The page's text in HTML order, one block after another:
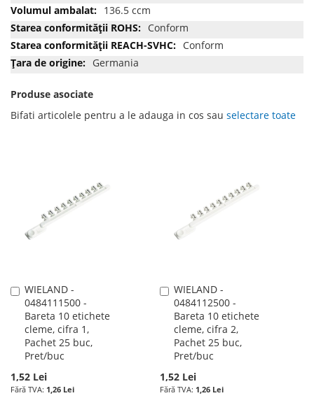
136.5 ccm
Conform
Conform
Germania
Produse asociate
Bifati articolele pentru a le adauga in cos sau selectare toate
WIELAND -
0484111500 -
Bareta 10 etichete
cleme, cifra 1,
Pachet 25 buc,
Pret/buc
1,52 Lei
1,26 Lei
Adauga
în
cos
WIELAND -
0484112500 -
Bareta 10 etichete
cleme, cifra 2,
Pachet 25 buc,
Pret/buc
1,52 Lei
1,26 Lei
Adauga
în
cos